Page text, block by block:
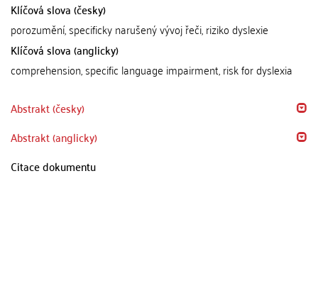
Klíčová slova (česky)
porozumění, specificky narušený vývoj řeči, riziko dyslexie
Klíčová slova (anglicky)
comprehension, specific language impairment, risk for dyslexia
Abstrakt (česky)
Abstrakt (anglicky)
Citace dokumentu